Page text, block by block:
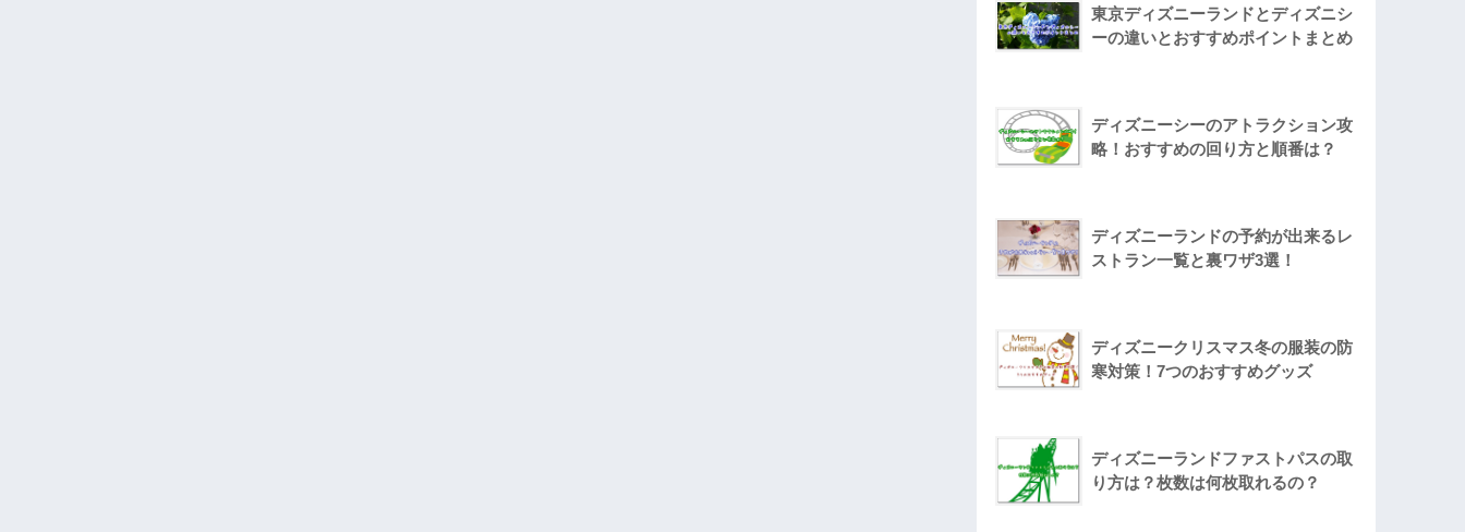
東京ディズニーランドとディズニシ
ーの違いとおすすめポイントまとめ
ディズニーシーのアトラクション攻
略！おすすめの回り方と順番は？
ディズニーランドの予約が出来るレ
ストラン一覧と裏ワザ3選！
ディズニークリスマス冬の服装の防
寒対策！7つのおすすめグッズ
ディズニーランドファストパスの取
り方は？枚数は何枚取れるの？